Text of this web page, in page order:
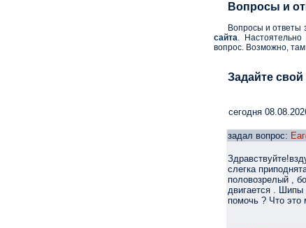
Вопросы и
Вопросы и ответы
сайта .
вопрос. Возможно, там
Задайте
cегодня
задал вопрос:
слегка
половозрелый ,
двигается . Шипы
помочь ? Что это